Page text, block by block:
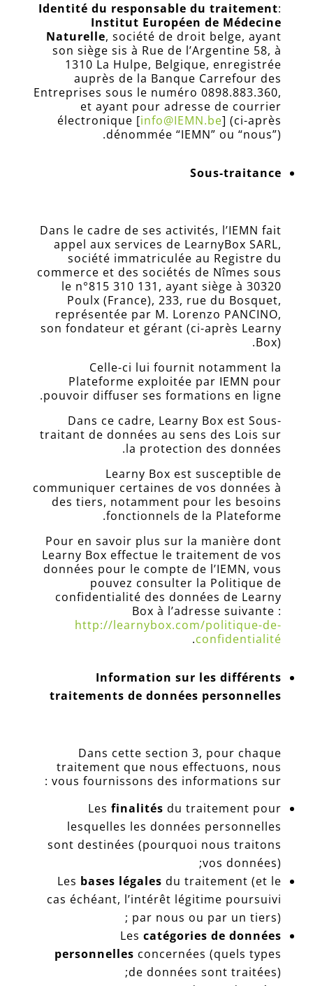
Identité du responsable du traitement:
Institut Européen de Médecine
Naturelle, société de droit belge, ayant
son siège sis à Rue de l’Argentine 58, à
1310 La Hulpe, Belgique, enregistrée
auprès de la Banque Carrefour des
Entreprises sous le numéro 0898.883.360,
et ayant pour adresse de courrier
électronique [info@IEMN.be] (ci-après
dénommée “IEMN” ou “nous”).
Sous-traitance
Dans le cadre de ses activités, l’IEMN fait
appel aux services de LearnyBox SARL,
société immatriculée au Registre du
commerce et des sociétés de Nîmes sous
le n°815 310 131, ayant siège à 30320
Poulx (France), 233, rue du Bosquet,
représentée par M. Lorenzo PANCINO,
son fondateur et gérant (ci-après Learny
Box).
Celle-ci lui fournit notamment la
Plateforme exploitée par IEMN pour
pouvoir diffuser ses formations en ligne.
Dans ce cadre, Learny Box est Sous-
traitant de données au sens des Lois sur
la protection des données.
Learny Box est susceptible de
communiquer certaines de vos données à
des tiers, notamment pour les besoins
fonctionnels de la Plateforme.
Pour en savoir plus sur la manière dont
Learny Box effectue le traitement de vos
données pour le compte de l’IEMN, vous
pouvez consulter la Politique de
confidentialité des données de Learny
Box à l’adresse suivante :
http://learnybox.com/politique-de-
confidentialité
.
Information sur les différents
traitements de données personnelles
Dans cette section 3, pour chaque
traitement que nous effectuons, nous
vous fournissons des informations sur :
Lesfinalités du traitement pour
lesquelles les données personnelles
sont destinées (pourquoi nous traitons
vos données);
Les bases légales du traitement (et le
cas échéant, l’intérêt légitime poursuivi
par nous ou par un tiers) ;
Lescatégories de données
personnelles concernées (quels types
de données sont traitées);